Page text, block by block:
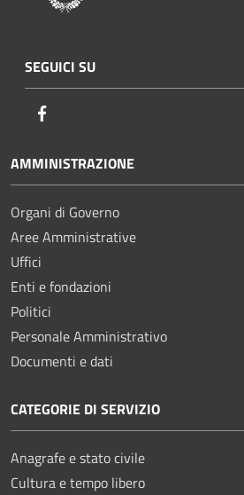
SEGUICI SU
AMMINISTRAZIONE
Organi di Governo
Aree Amministrative
Uffici
Enti e fondazioni
Politici
Personale Amministrativo
Documenti e dati
CATEGORIE DI SERVIZIO
Anagrafe e stato civile
Cultura e tempo libero